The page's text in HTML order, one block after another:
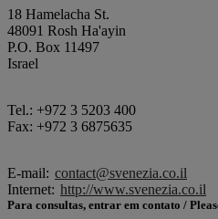
18 Hamelacha St.
48091 Rosh Ha'ayin
P.O. Box 11497
Israel
Tel.: +972 3 5203 400
Fax: +972 3 6875635
E-mail: contact@svenezia.co.il
Internet: http://www.svenezia.co.il
Para consultas, entrar em contato /